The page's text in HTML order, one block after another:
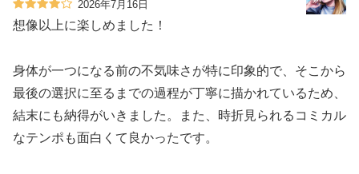
2026年7月16日
想像以上に楽しめました！
身体が一つになる前の不気味さが特に印象的で、そこから
最後の選択に至るまでの過程が丁寧に描かれているため、
結末にも納得がいきました。また、時折見られるコミカル
なテンポも面白くて良かったです。